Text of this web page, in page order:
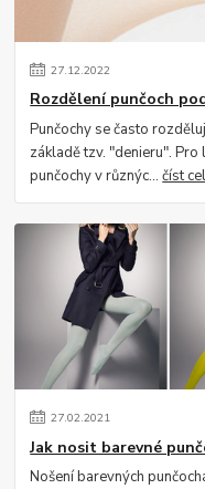
27.12.2022
Rozdělení punčoch
Punčochy se často
základě tzv. "denieru".
punčochy v různýc...číst
27.02.2021
Jak nosit barevné
Nošení barevných